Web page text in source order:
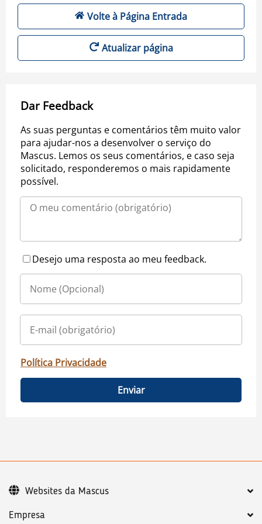
Volte à Página Entrada
Atualizar página
Dar Feedback
As suas perguntas e comentários têm muito valor
para ajudar-nos a desenvolver o serviço do
Mascus. Lemos os seus comentários, e caso seja
solicitado, responderemos o mais rapidamente
possível.
Desejo uma resposta ao meu feedback.
Política Privacidade
Enviar
Empresa
Websites da Mascus